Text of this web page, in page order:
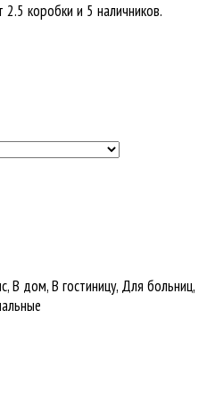
коробки и 5 наличников.
В дом, В гостиницу, Для больниц,